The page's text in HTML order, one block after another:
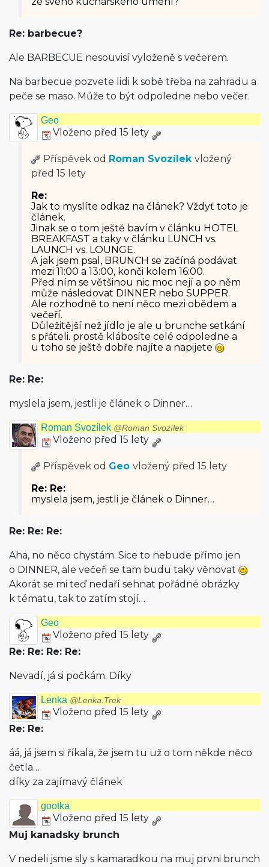
Re: barbecue?
Ale BARBECUE nesouvisí vyloženě s večerem.
Na barbecue pozvete lidi k sobě třeba na zahradu a
peče se maso. Může to být odpoledne nebo večer.
Geo
Vloženo před 15 lety
Příspěvek od Roman Svozílek vložený
před 15 lety
Re:
Jak to myslíte odkaz na článek? Vždyť toto je
článek.
Jinak se o tom ještě bavím v článku HOTEL
BREAKFAST a taky v článku LUNCH vs.
LAUNCH vs. LOUNGE.
A jak jsem psal, BRUNCH se začíná podávat
mezi 11:00 a 13:00, konči kolem 16:00.
Před ním se většinou nic moc nejí a po něm
může následovat DINNER nebo SUPPER.
Ale rozhodně to není něco mezi obědem a
večeří.
Důležitější než jídlo je ale u brunche setkání
s přáteli. prostě klábosíte celé odpoledne a
u toho se ještě dobře najíte a napijete
Re: Re:
myslela jsem, jestli je článek o Dinner…
Roman Svozílek @Roman Svozílek
Vloženo před 15 lety
Příspěvek od Geo vložený před 15 lety
Re: Re:
myslela jsem, jestli je článek o Dinner…
Re: Re: Re:
Aha, no něco chystám. Sice to nebude přímo jen
o DINNER, ale večeři se tam budu taky věnovat
Akorát se mi teď nedaří sehnat pořádné obrázky
k tématu, tak to zatím stojí…
Geo
Vloženo před 15 lety
Re: Re: Re: Re:
Nevadí, já si počkám. Díky
Lenka @Lenka.Trek
Vloženo před 15 lety
Re: Re:
áá, já jsem si říkala, že jsem tu už o tom někde něco
četla…
díky za zajímavý článek
gootka
Vloženo před 15 lety
Muj kanadsky brunch
V nedeli jsme sly s kamaradkou na muj prvni brunch